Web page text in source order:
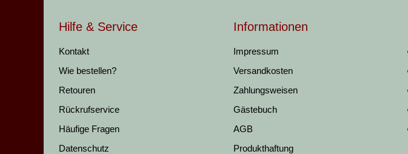
Hilfe & Service
Kontakt
Wie bestellen?
Retouren
Rückrufservice
Häufige Fragen
Datenschutz
Informationen
Impressum
Versandkosten
Zahlungsweisen
Gästebuch
AGB
Produkthaftung